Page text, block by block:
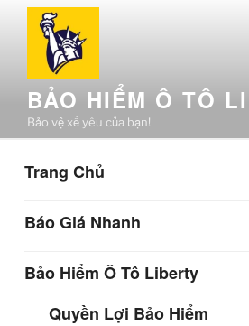
Chuyển
dungBẢO HIỂM Ô TÔ
Bảo vệ xế yêu của bạn!
Trang Chủ
Báo Giá Nhanh
Bảo Hiểm Ô Tô Liberty
Quyền Lợi Bảo Hiểm